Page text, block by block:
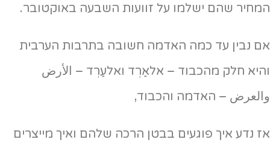
המחיר שהם ישלמו על זוועות השבעה באוקטובר.
אם נבין עד כמה האדמה חשובה בתרבות הערבית
והיא חלק מהכבוד – אלאַרְד ואלעַרְד – الأرض
والعرض – האדמה והכבוד,
אז נדע איך פוגעים בבטן הרכה שלהם ואיך מייצרים